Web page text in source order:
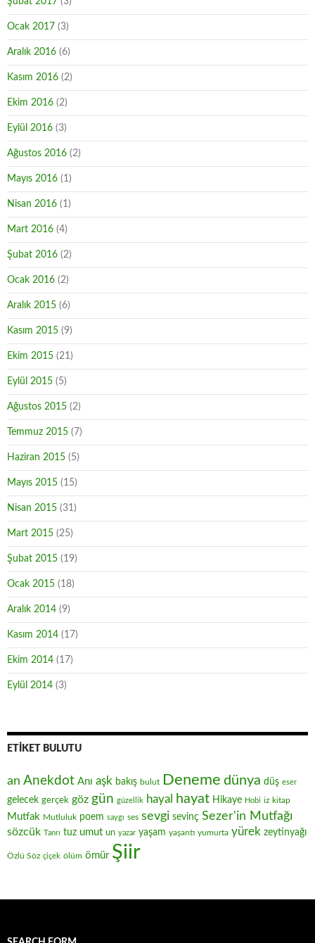
Ocak 2017 (3)
Aralık 2016 (6)
Kasım 2016 (2)
Ekim 2016 (2)
Eylül 2016 (3)
Ağustos 2016 (2)
Mayıs 2016 (1)
Nisan 2016 (1)
Mart 2016 (4)
Şubat 2016 (2)
Ocak 2016 (2)
Aralık 2015 (6)
Kasım 2015 (9)
Ekim 2015 (21)
Eylül 2015 (5)
Ağustos 2015 (2)
Temmuz 2015 (7)
Haziran 2015 (5)
Mayıs 2015 (15)
Nisan 2015 (31)
Mart 2015 (25)
Şubat 2015 (19)
Ocak 2015 (18)
Aralık 2014 (9)
Kasım 2014 (17)
Ekim 2014 (17)
Eylül 2014 (3)
ETIKET BULUTU
an Anekdot Anı aşk bakış bulut Deneme dünya düş eser
gelecek gerçek göz gün güzellik hayal hayat Hikaye Hobi iz kitap
Mutfak Mutluluk poem saygı ses sevgi sevinç Sezer'in Mutfağı
sözcük Tanrı tuz umut un yazar yaşam yaşantı yumurta yürek zeytinyağı
Özlü Söz çiçek ölüm ömür Şiir